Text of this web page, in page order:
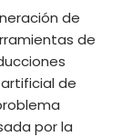
de
de
de
por la